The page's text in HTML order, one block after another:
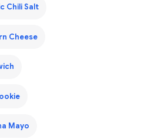
Chili Salt
Cheese
Mayo